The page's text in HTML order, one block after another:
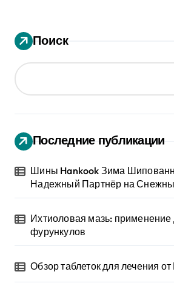
Поиск
Последние публикации
Шины Hankook Зима
Надежный Партнёр на
Ихтиоловая мазь: применение
фурункулов
Обзор таблеток для лечения